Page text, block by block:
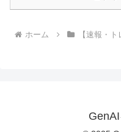
ホーム 【速報・